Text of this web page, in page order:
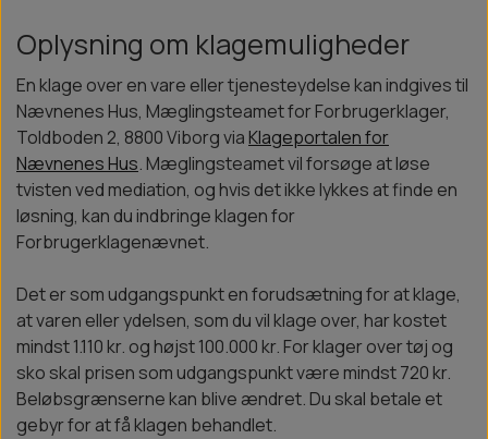
Oplysning om klagemuligheder
En klage over en vare eller tjenesteydelse kan indgives til
Nævnenes Hus, Mæglingsteamet for Forbrugerklager,
Toldboden 2, 8800 Viborg viaKlageportalen for
Nævnenes Hus. Mæglingsteamet vil forsøge at løse
tvisten ved mediation, og hvis det ikke lykkes at finde en
løsning, kan du indbringe klagen for
Forbrugerklagenævnet.
Det er som udgangspunkt en forudsætning for at klage,
at varen eller ydelsen, som du vil klage over, har kostet
mindst 1.110 kr. og højst 100.000 kr. For klager over tøj og
sko skal prisen som udgangspunkt være mindst 720 kr.
Beløbsgrænserne kan blive ændret. Du skal betale et
gebyr for at få klagen behandlet.